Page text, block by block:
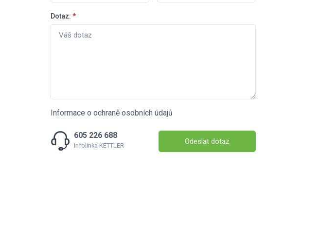
Dotaz: *
Informace o ochraně osobních údajů
605 226 688
Infolinka KETTLER Odeslat dotaz